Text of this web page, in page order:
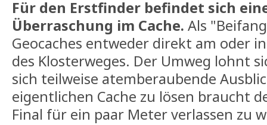
Für den Erstfinder befindet sich
Überraschung im Cache. Als
Geocaches entweder direkt am oder
des Klosterweges. Der Umweg lohnt
sich teilweise atemberaubende
eigentlichen Cache zu lösen braucht
Final für ein paar Meter verlassen zu